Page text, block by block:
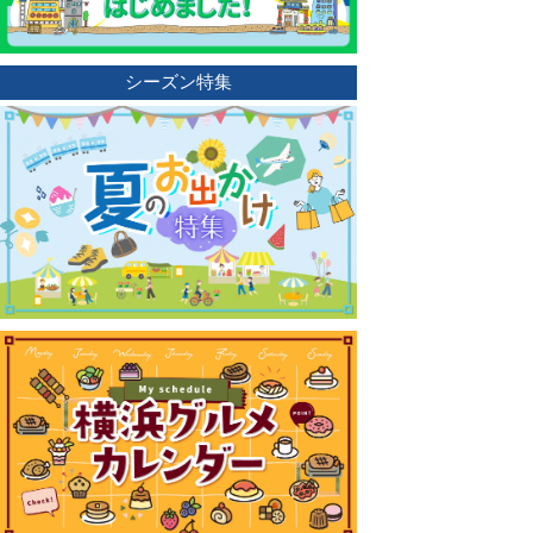
シーズン特集